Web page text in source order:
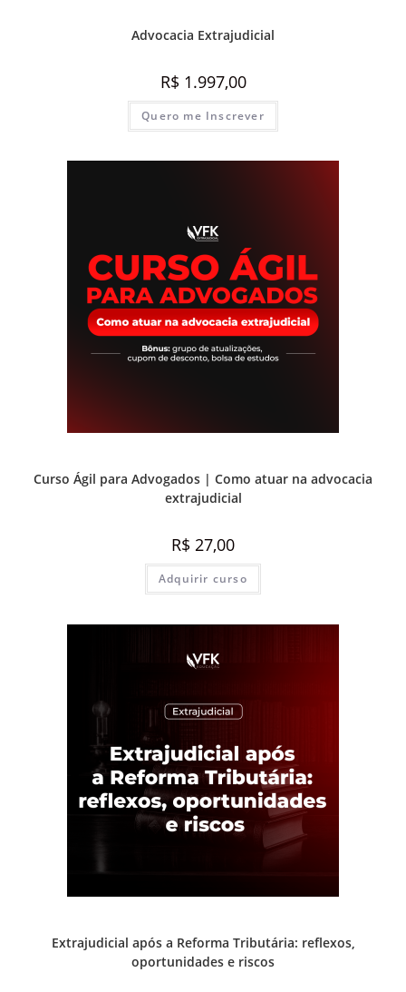
Advocacia Extrajudicial
R$ 1.997,00
Quero me Inscrever
Curso Ágil para Advogados | Como atuar na advocacia
extrajudicial
R$ 27,00
Adquirir curso
Extrajudicial após a Reforma Tributária: reflexos,
oportunidades e riscos